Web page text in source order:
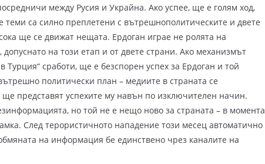
между Русия и Украйна. Ако успее, ще е голям ход,
са силно преплетени с вътрешнополитическите и двете
ще се движат нещата. Ердоган играе не ролята на
на този етап и от двете страни. Ако механизмът
сработи, ще е безспорен успех за Ердоган и той
политически план – медиите в страната се
ще представят успехите му навън по изключителен начин.
но той не е нещо ново за страната – в момента
След терористичното нападение този месец автоматично
на информация бе единствено чрез каналите на